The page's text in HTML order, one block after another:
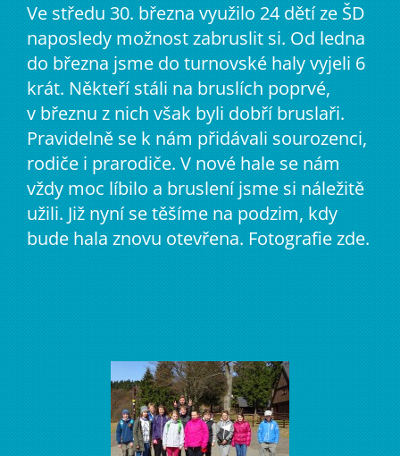
Ve středu 30. března využilo 24 dětí ze ŠD
naposledy možnost zabruslit si. Od ledna
do března jsme do turnovské haly vyjeli 6
krát. Někteří stáli na bruslích poprvé,
v březnu z nich však byli dobří bruslaři.
Pravidelně se k nám přidávali sourozenci,
rodiče i prarodiče. V nové hale se nám
vždy moc líbilo a bruslení jsme si náležitě
užili. Již nyní se těšíme na podzim, kdy
bude hala znovu otevřena. Fotografie zde.